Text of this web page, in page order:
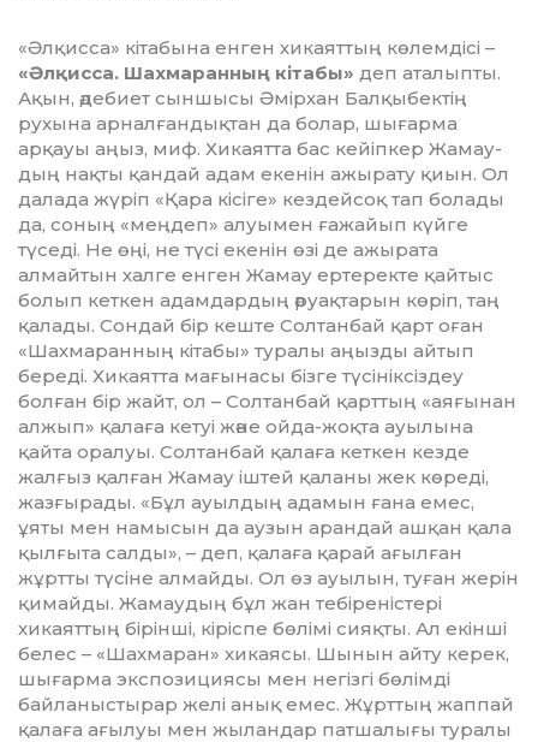
«Әлқисса» кітабына енген хикаяттың көлемдісі –
«Әлқисса. Шахмаранның кітабы» деп аталыпты.
Ақын, әдебиет сыншысы Әмірхан Балқыбектің
рухына арналғандықтан да болар, шығарма
арқауы аңыз, миф. Хикаятта бас кейіпкер Жамау­
дың нақты қандай адам екенін ажырату қиын. Ол
далада жүріп «Қара кісіге» кездей­соқ тап болады
да, соның «меңдеп» алуы­мен ғажайып күйге
түседі. Не өңі, не түсі екенін өзі де ажырата
алмайтын халге енген Жамау ертеректе қайтыс
болып кеткен адамдардың әруақтарын көріп, таң
қалады. Сондай бір кеште Солтанбай қарт оған
«Шахмаранның кітабы» туралы аңызды айтып
береді. Хикаятта мағынасы бізге түсініксіздеу
болған бір жайт, ол – Солтанбай қарттың «аяғынан
алжып» қалаға кетуі және ойда-жоқта ауылына
қайта оралуы. Солтанбай қалаға кеткен кезде
жалғыз қалған Жамау іштей қаланы жек көреді,
жазғырады. «Бұл ауылдың ада­мын ғана емес,
ұяты мен намысын да аузын арандай ашқан қала
қылғыта салды», – деп, қалаға қарай ағылған
жұртты түсіне алмай­ды. Ол өз ауылын, туған жерін
қи­май­ды. Жамаудың бұл жан тебіреністері
хикаяттың бірінші, кіріспе бөлімі сияқты. Ал екінші
белес – «Шахмаран» хикаясы. Шынын айту керек,
шығарма экспозициясы мен негізгі бөлімді
байланыстырар желі анық емес. Жұрттың жаппай
қалаға ағылуы мен жыландар патшалығы туралы